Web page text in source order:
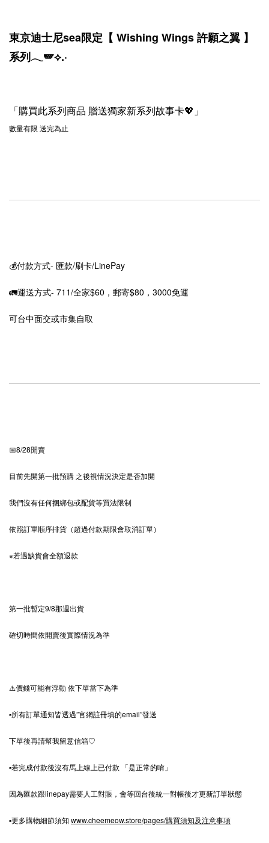
東京迪士尼sea限定【 Wishing Wings 許願之翼 】
系列︎︎𓂃🪽⟡.·⁡
「購買此系列商品 贈送獨家新系列故事卡💖」
數量有限 送完為止
💰付款方式- 匯款/刷卡/LinePay
🚛運送方式- 711/全家$60，郵寄$80，3000免運
可台中面交或市集自取
📅8/28開賣
目前先開第一批預購 之後視情況決定是否加開
我們沒有任何捆綁包或配貨等買法限制
依照訂單順序排貨（超過付款期限會取消訂單）
※若遇缺貨會全額退款
⁡第一批暫定9/8那週出貨
確切時間依開賣後實際情況為準
⚠️價錢可能有浮動 依下單當下為準
▫️所有訂單通知皆透過”官網註冊填的email”發送
下單後再請幫我留意信箱♡
⁡▫️若完成付款後沒有馬上線上已付款 「是正常的唷」
因為匯款跟linepay需要人工對賬，會等回台後統一對帳後才更新訂單狀態
▫️更多購物細節須知 www.cheemeow.store/pages/購買須知及注意事項